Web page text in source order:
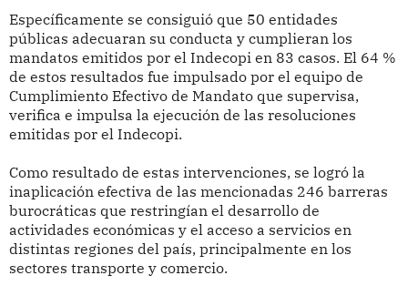
Específicamente se consiguió que 50 entidades
públicas adecuaran su conducta y cumplieran los
mandatos emitidos por el Indecopi en 83 casos. El 64 %
de estos resultados fue impulsado por el equipo de
Cumplimiento Efectivo de Mandato que supervisa,
verifica e impulsa la ejecución de las resoluciones
emitidas por el Indecopi.
Como resultado de estas intervenciones, se logró la
inaplicación efectiva de las mencionadas 246 barreras
burocráticas que restringían el desarrollo de
actividades económicas y el acceso a servicios en
distintas regiones del país, principalmente en los
sectores transporte y comercio.